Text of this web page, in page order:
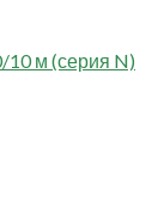
10 м (серия N)